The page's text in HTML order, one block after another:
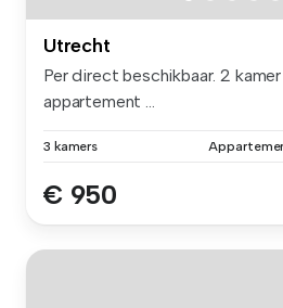
Utrecht
Per direct beschikbaar. 2
appartement ...
3 kamers
€ 950